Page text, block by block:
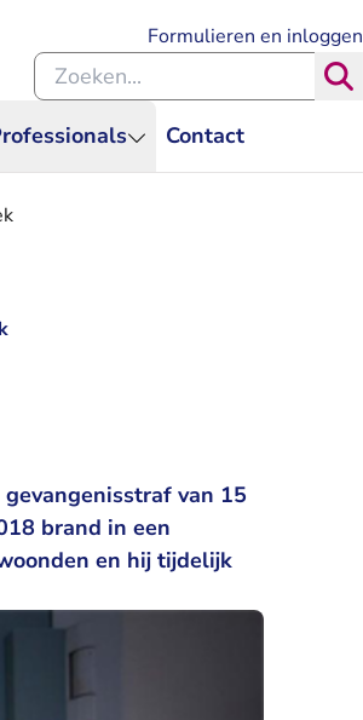
Contact
Formulieren en inloggen
Zoeken binnen de Rechtspraak
van 15
brand in een
en hij tijdelijk